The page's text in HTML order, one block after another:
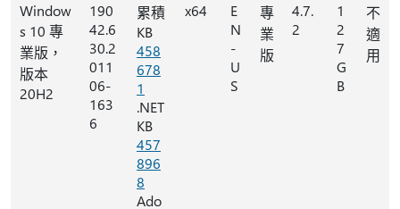
Window
s 10 專
業版，
版本
20H2
190
42.6
30.2
011
06-
163
6
累積
KB
458
678
1
.NET
KB
457
896
8
Ado
x64
E
N
-
U
S
專
業
版
4.7.
2
1
2
7
G
B
不
適
用